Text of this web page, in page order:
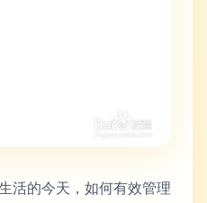
活的今天，如何有效管理